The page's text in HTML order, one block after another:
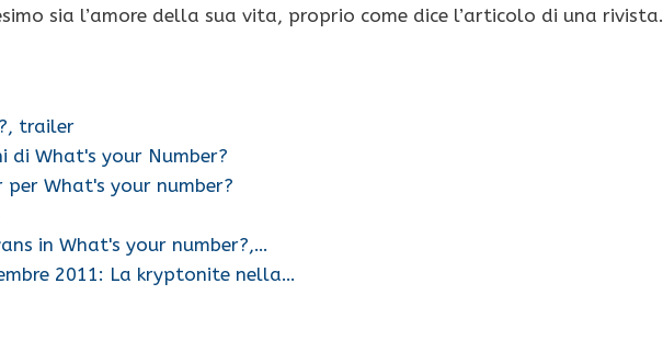
sia l’amore della sua vita, proprio come dice l’articolo di una rivista.
trailer
di What's your Number?
What's your number?
in What's your number?,…
2011: La kryptonite nella…